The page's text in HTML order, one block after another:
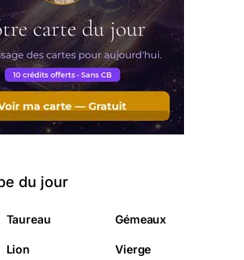
du jour
Taureau Gémeaux
Lion Vierge